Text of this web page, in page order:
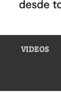
VIDEOS